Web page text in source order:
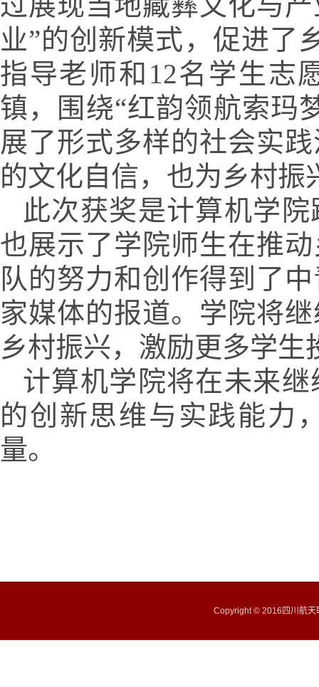
业”的创新模式，促进了
指导老师和12名学生志
镇，围绕“红韵领航索玛
展了形式多样的社会实
的文化自信，也为乡村振
此次获奖是计算机学
也展示了学院师生在推
队的努力和创作得到了
家媒体的报道。学院将
乡村振兴，激励更多学
计算机学院将在未来
的创新思维与实践能力
量。
Copyright © 2016四川航天